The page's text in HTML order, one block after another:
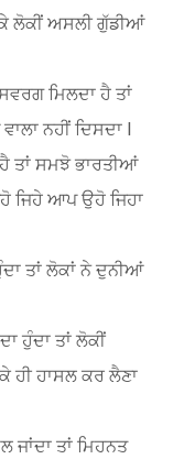
ਲੋਕੀਂ ਅਸਲੀ ਗੁੱਡੀਆਂ
ਮਿਲਦਾ ਹੈ ਤਾਂ
ਨਹੀਂ ਦਿਸਦਾ l
ਤਾਂ ਸਮਝੋ ਭਾਰਤੀਆਂ
ਜਿਹੇ ਆਪ ਉਹੋ ਜਿਹਾ
ਤਾਂ ਲੋਕਾਂ ਨੇ ਦੁਨੀਆਂ
ਹੁੰਦਾ ਤਾਂ ਲੋਕੀਂ
ਹੀ ਹਾਸਲ ਕਰ ਲੈਣਾ
ਜਾਂਦਾ ਤਾਂ ਮਿਹਨਤ